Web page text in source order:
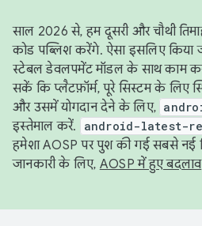
साल 2026 से, हम दूसरी और चौथी
कोड पब्लिश करेंगे. ऐसा इसलिए किया
स्टेबल डेवलपमेंट मॉडल के साथ काम
सकें कि प्लैटफ़ॉर्म, पूरे सिस्टम के लिए
और उसमें योगदान देने के लिए,
इस्तेमाल करें.
android-latest-
हमेशा AOSP पर पुश की गई सबसे नई
जानकारी के लिए, AOSP में हुए बदलाव